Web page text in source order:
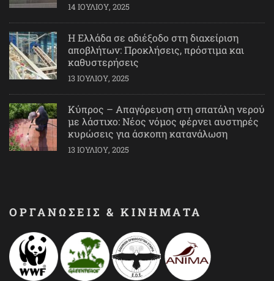
14 ΙΟΥΛΊΟΥ, 2025
Η Ελλάδα σε αδιέξοδο στη διαχείριση
αποβλήτων: Προκλήσεις, πρόστιμα και
καθυστερήσεις
13 ΙΟΥΛΊΟΥ, 2025
Κύπρος – Απαγόρευση στη σπατάλη νερού
με λάστιχο: Νέος νόμος φέρνει αυστηρές
κυρώσεις για άσκοπη κατανάλωση
13 ΙΟΥΛΊΟΥ, 2025
ΟΡΓΑΝΩΣΕΙΣ & ΚΙΝΗΜΑΤΑ